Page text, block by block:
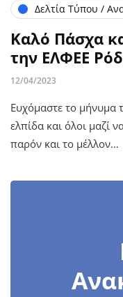
Δελτία Τύπου /
Καλό Πάσχα
την ΕΛΦΕΕ
12/04/2023
Ευχόμαστε το μήνυμα
ελπίδα και όλοι μαζί
παρόν και το μέλλον…